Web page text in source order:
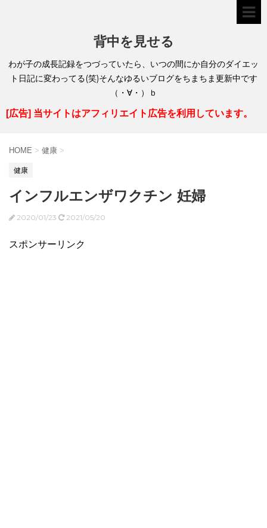
背中を見せる
わが子の成長記録をつづっていたら、いつの間にか自分のダイエッ
ト日記に変わってる(笑)そんなゆるいブログをちまちま更新中です
（・∀・）ｂ
[広告] 当サイトはアフィリエイト広告を利用しています。
HOME > 健康 >
健康
インフルエンザワクチン 妊婦
2020/01/23 2021/05/20
スポンサーリンク